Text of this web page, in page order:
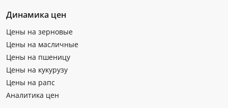
Динамика цен
Цены на зерновые
Цены на масличные
Цены на пшеницу
Цены на кукурузу
Цены на рапс
Аналитика цен